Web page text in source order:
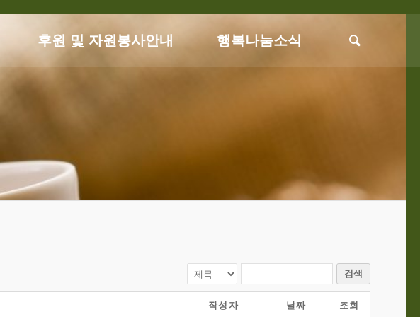
후원 및 자원봉사안내 행복나눔소식
검색
작성자 날짜 조회